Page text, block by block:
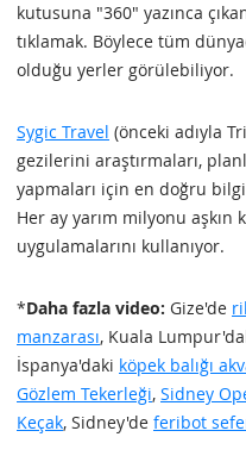
kutusuna "360" yazınca
tıklamak. Böylece tüm
olduğu yerler görülebiliyor.
Sygic Travel (önceki adıyla
gezilerini araştırmaları,
yapmaları için en doğru
Her ay yarım milyonu aşkın
uygulamalarını kullanıyor.
*Daha fazla video: Gize'de
manzarası, Kuala
İspanya'daki köpek balığı
Gözlem Tekerleği, Sidney
Keçak, Sidney'de feribot